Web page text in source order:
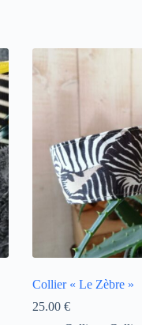
Collier « Le Zèbre »
25.00 €